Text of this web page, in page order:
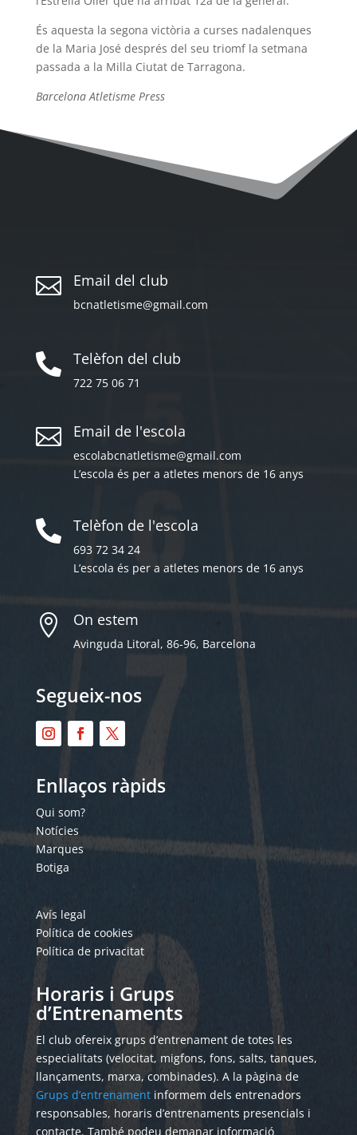
És aquesta la segona victòria a curses nadalenques
de la Maria José després del seu triomf la setmana
passada a la Milla Ciutat de Tarragona.
Barcelona Atletisme Press
 Email del club
bcnatletisme@gmail.com
 Telèfon del club
722 75 06 71
 Email de l'escola
escolabcnatletisme@gmail.com
L’escola és per a atletes menors de 16 anys
 Telèfon de l'escola
693 72 34 24
L’escola és per a atletes menors de 16 anys
 On estem
Avinguda Litoral, 86-96, Barcelona
Segueix-nos
Enllaços ràpids
Qui som?
Notícies
Marques
Botiga
Avís legal
Política de cookies
Política de privacitat
Horaris i Grups
d’Entrenaments
El club ofereix grups d’entrenament de totes les
especialitats (velocitat, migfons, fons, salts, tanques,
llançaments, marxa, combinades). A la pàgina de
Grups d’entrenamentinformem dels entrenadors
responsables, horaris d’entrenaments presencials i
contacte. També podeu demanar informació